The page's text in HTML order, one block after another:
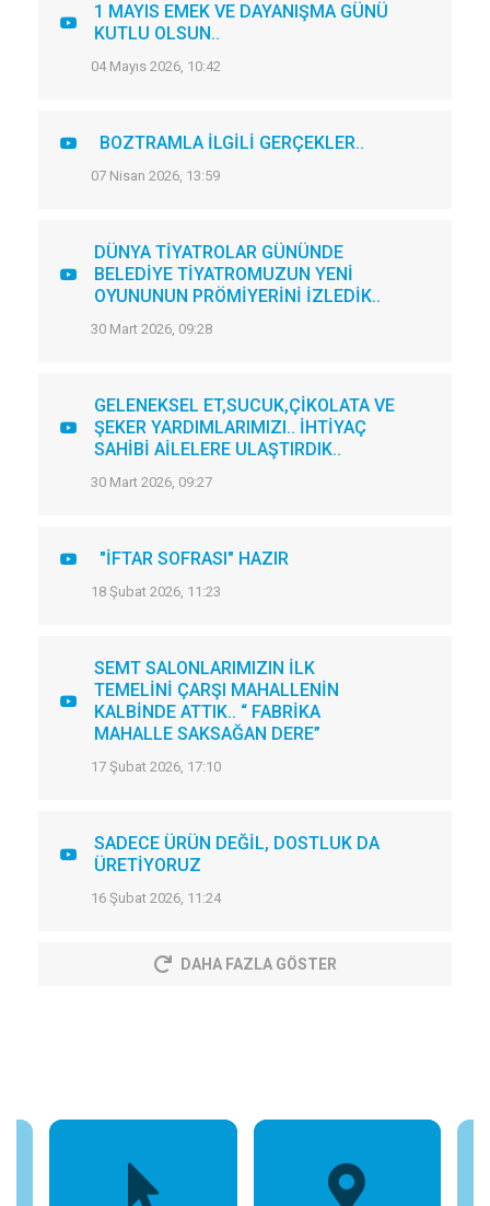
1 MAYIS EMEK VE DAYANIŞMA GÜNÜ
KUTLU OLSUN..
04 Mayıs 2026, 10:42
BOZTRAMLA İLGİLİ GERÇEKLER..
07 Nisan 2026, 13:59
DÜNYA TİYATROLAR GÜNÜNDE
BELEDİYE TİYATROMUZUN YENİ
OYUNUNUN PRÖMİYERİNİ İZLEDİK..
30 Mart 2026, 09:28
GELENEKSEL ET,SUCUK,ÇİKOLATA VE
ŞEKER YARDIMLARIMIZI.. İHTİYAÇ
SAHİBİ AİLELERE ULAŞTIRDIK..
30 Mart 2026, 09:27
"İFTAR SOFRASI" HAZIR
18 Şubat 2026, 11:23
SEMT SALONLARIMIZIN İLK
TEMELİNİ ÇARŞI MAHALLENİN
KALBİNDE ATTIK.. “ FABRİKA
MAHALLE SAKSAĞAN DERE”
17 Şubat 2026, 17:10
SADECE ÜRÜN DEĞİL, DOSTLUK DA
ÜRETİYORUZ
16 Şubat 2026, 11:24
DAHA FAZLA GÖSTER